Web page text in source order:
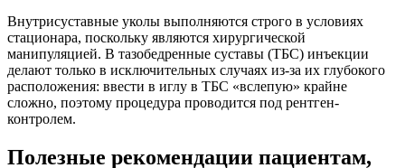
Внутрисуставные уколы выполняются строго в условиях
стационара, поскольку являются хирургической
манипуляцией. В тазобедренные суставы (ТБС) инъекции
делают только в исключительных случаях из-за их глубокого
расположения: ввести в иглу в ТБС «вслепую» крайне
сложно, поэтому процедура проводится под рентген-
контролем.
Полезные рекомендации пациентам,